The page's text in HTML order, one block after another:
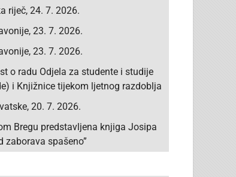
riječ, 24. 7. 2026.
23. 7. 2026.
23. 7. 2026.
o radu Odjela za studente i studije
i Knjižnice tijekom ljetnog razdoblja
20. 7. 2026.
Bregu predstavljena knjiga Josipa
zaborava spašeno”